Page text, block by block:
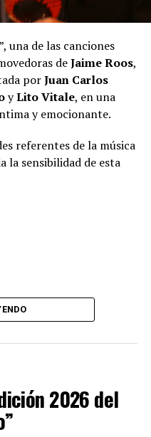
del puerto, también
la voz. Hay algo de la
palabras que
Denise
sostuvo el
.
y voz)
una de las canciones
deJaime Roos,
porJuan Carlos
yLito Vitale, en una
y emocionante.
referentes de la música
la sensibilidad de esta
2026 del